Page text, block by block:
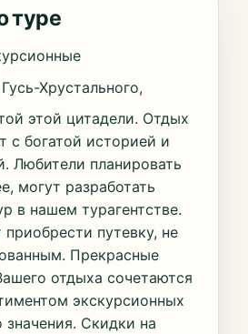
туре
Хрустального,
этой цитадели. Отдых
с богатой историей и
Любители планировать
могут разработать
в нашем турагентстве.
путевку, не
Прекрасные
отдыха сочетаются
экскурсионных
Скидки на